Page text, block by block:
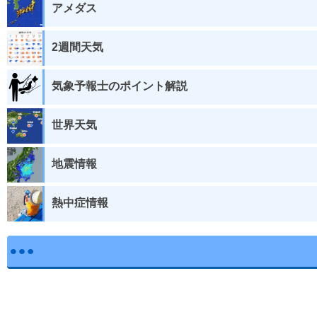
アメダス
2週間天気
気象予報士のポイント解説
世界天気
地震情報
熱中症情報